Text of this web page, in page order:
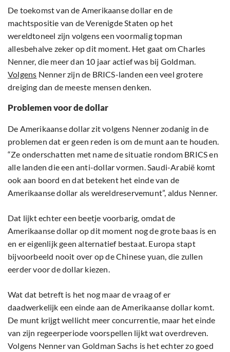
De toekomst van de Amerikaanse dollar en de
machtspositie van de Verenigde Staten op het
wereldtoneel zijn volgens een voormalig topman
allesbehalve zeker op dit moment. Het gaat om Charles
Nenner, die meer dan 10 jaar actief was bij Goldman.
Volgens Nenner zijn de BRICS-landen een veel grotere
dreiging dan de meeste mensen denken.
Problemen voor de dollar
De Amerikaanse dollar zit volgens Nenner zodanig in de
problemen dat er geen reden is om de munt aan te houden.
“Ze onderschatten met name de situatie rondom BRICS en
alle landen die een anti-dollar vormen. Saudi-Arabië komt
ook aan boord en dat betekent het einde van de
Amerikaanse dollar als wereldreservemunt”, aldus Nenner.
Dat lijkt echter een beetje voorbarig, omdat de
Amerikaanse dollar op dit moment nog de grote baas is en
en er eigenlijk geen alternatief bestaat. Europa stapt
bijvoorbeeld nooit over op de Chinese yuan, die zullen
eerder voor de dollar kiezen.
Wat dat betreft is het nog maar de vraag of er
daadwerkelijk een einde aan de Amerikaanse dollar komt.
De munt krijgt wellicht meer concurrentie, maar het einde
van zijn regeerperiode voorspellen lijkt wat overdreven.
Volgens Nenner van Goldman Sachs is het echter zo goed